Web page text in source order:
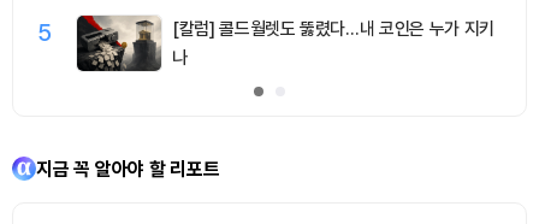
5
[칼럼] 콜드월렛도 뚫렸다…내 코인은 누가 지키
나
지금 꼭 알아야 할 리포트